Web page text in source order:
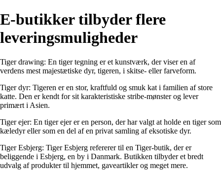
E-butikker tilbyder flere
leveringsmuligheder
Tiger drawing: En tiger tegning er et kunstværk, der viser en af
verdens mest majestætiske dyr, tigeren, i skitse- eller farveform.
Tiger dyr: Tigeren er en stor, kraftfuld og smuk kat i familien af ​​store
katte. Den er kendt for sit karakteristiske stribe-mønster og lever
primært i Asien.
Tiger ejer: En tiger ejer er en person, der har valgt at holde en tiger som
kæledyr eller som en del af en privat samling af eksotiske dyr.
Tiger Esbjerg: Tiger Esbjerg refererer til en Tiger-butik, der er
beliggende i Esbjerg, en by i Danmark. Butikken tilbyder et bredt
udvalg af produkter til hjemmet, gaveartikler og meget mere.